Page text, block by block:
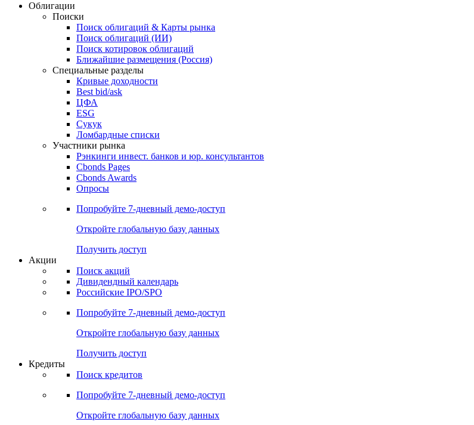
Облигации
Поиски
Поиск облигаций & Карты рынка
Поиск облигаций (ИИ)
Поиск котировок облигаций
Ближайшие размещения (Россия)
Специальные разделы
Кривые доходности
Best bid/ask
ЦФА
ESG
Сукук
Ломбардные списки
Участники рынка
Рэнкинги инвест. банков и юр. консультантов
Cbonds Pages
Cbonds Awards
Опросы
Попробуйте 7-дневный демо-доступ
Откройте глобальную базу данных
Получить доступ
Акции
Поиск акций
Дивидендный календарь
Российские IPO/SPO
Попробуйте 7-дневный демо-доступ
Откройте глобальную базу данных
Получить доступ
Кредиты
Поиск кредитов
Попробуйте 7-дневный демо-доступ
Откройте глобальную базу данных